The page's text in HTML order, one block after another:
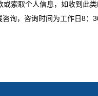
索取个人信息，如收到此
咨询，咨询时间为工作日8：